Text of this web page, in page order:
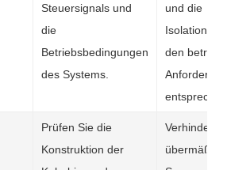
Steuersignals und
die
Betriebsbedingungen
des Systems.
und die
den
Prüfen Sie die
Konstruktion der
Verhindert
übermäßige